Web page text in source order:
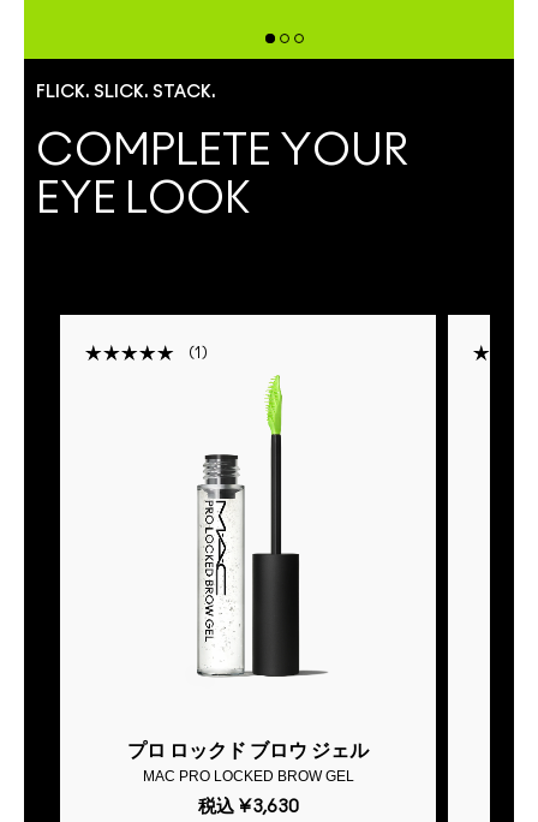
FLICK. SLICK. STACK.
COMPLETE YOUR
EYE LOOK
1
プロ ロックド ブロウ ジェル
MAC PRO LOCKED BROW GEL
税込 ¥3,630